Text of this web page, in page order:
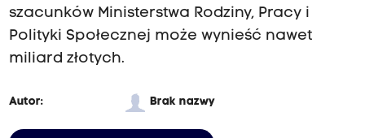
szacunków Ministerstwa Rodziny, Pracy i
Polityki Społecznej może wynieść nawet
miliard złotych.
Autor: Brak nazwy